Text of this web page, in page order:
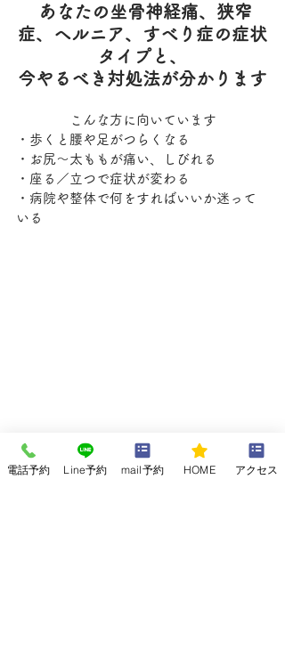
あなたの坐骨神経痛、狭窄
症、ヘルニア、すべり症の症状
タイプと、
今やるべき対処法が分かります
こんな方に向いています
・歩くと腰や足がつらくなる
・お尻〜太ももが痛い、しびれる
・座る／立つで症状が変わる
・病院や整体で何をすればいいか迷って
いる
電話予約 Line予約 mail予約 HOME アクセス